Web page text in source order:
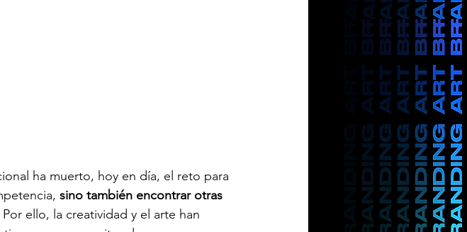
ha muerto, hoy en día, el reto para
sino también encontrar otras
Por ello, la creatividad y el arte han